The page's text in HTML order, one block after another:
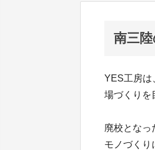
南三
YES工房は
場づくりを
廃校となっ
モノづくり